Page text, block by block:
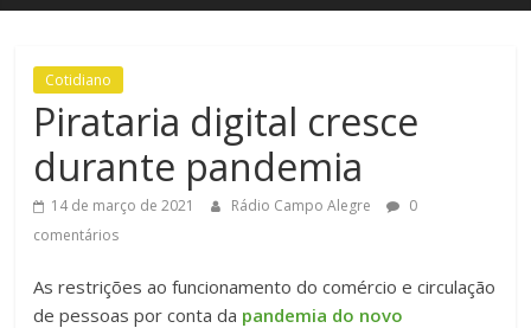
Cotidiano
Pirataria digital cresce
durante pandemia
14 de março de 2021 Rádio Campo Alegre
0
comentários
As restrições ao funcionamento do comércio e circulação
de pessoas por conta da pandemia do novo